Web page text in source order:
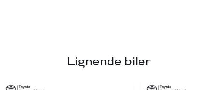
Kontakt eller besøg os her:
Lignende biler